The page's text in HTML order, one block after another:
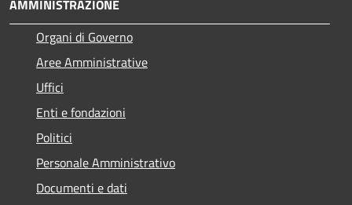
AMMINISTRAZIONE
Organi di Governo
Aree Amministrative
Uffici
Enti e fondazioni
Politici
Personale Amministrativo
Documenti e dati